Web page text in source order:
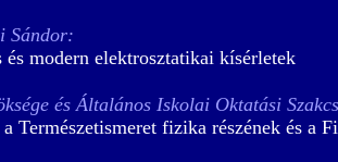
Sándor:
és modern elektrosztatikai kísérletek
és Általános Iskolai Oktatási
a Természetismeret fizika részének és a